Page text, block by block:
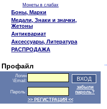
Монеты в слабах
Боны, Марки
Медали, Знаки и значки,
Жетоны
Антиквариат
Аксессуары, Литература
РАСПРОДАЖА
Профайл
Логин
\Email:
Пароль:
забыли
пароль?
>> РЕГИСТРАЦИЯ <<